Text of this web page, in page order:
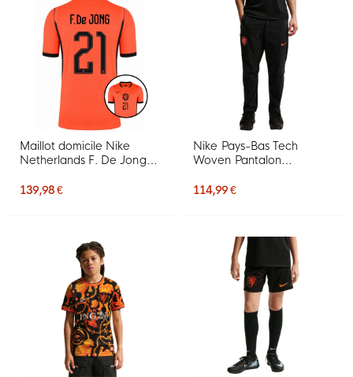
Maillot domicile Nike
Netherlands F. De Jong
139,98 €
Nike Pays-Bas Tech
Woven Pantalon
2028 Noir Orange
114,99 €